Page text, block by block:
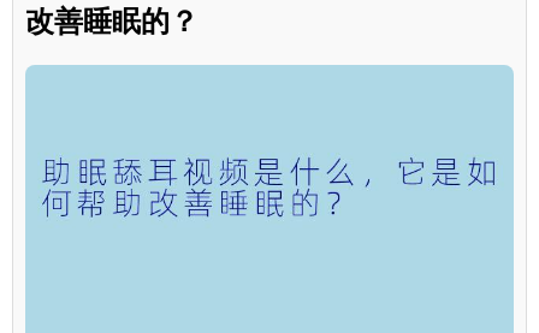
改善睡眠的？